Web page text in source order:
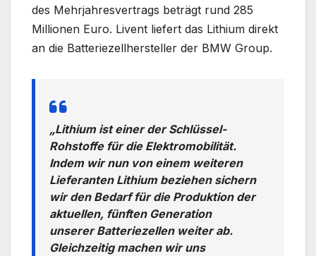
des Mehrjahresvertrags beträgt rund 285
Millionen Euro. Livent liefert das Lithium direkt
an die Batteriezellhersteller der BMW Group.
„Lithium ist einer der Schlüssel-
Rohstoffe für die Elektromobilität.
Indem wir nun von einem weiteren
Lieferanten Lithium beziehen sichern
wir den Bedarf für die Produktion der
aktuellen, fünften Generation
unserer Batteriezellen weiter ab.
Gleichzeitig machen wir uns